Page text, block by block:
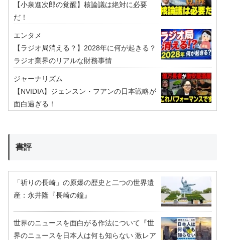
【小泉進次郎の覚醒】核論議は絶対に必要
だ！
エンタメ
【ラジオ局消える？】2028年に何が起きる？
ラジオ業界のリアルな財務事情
ジャーナリズム
【NVIDIA】ジェンスン・フアンの日本戦略が
面白過ぎる！
書評
「祈りの長崎」の原爆の歴史と二つの世界遺
産：永井隆『長崎の鐘』
世界のニュースを面白がる作法について『世
界のニュースを日本人は何も知らない 激レア